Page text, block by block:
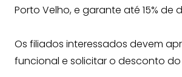
Porto Velho, e garante até 15% de
Os filiados interessados devem
funcional e solicitar o desconto do